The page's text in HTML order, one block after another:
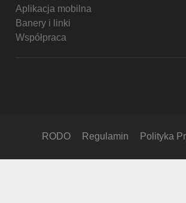
Aplikacja mobilna
Banery i linki
Współpraca
RODO Regulamin Polityka